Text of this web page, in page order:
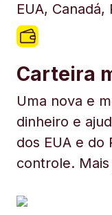
EUA, Canadá,
Carteira
Uma nova e
dinheiro e
dos EUA e do
controle.